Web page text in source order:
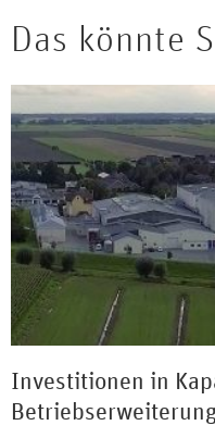
Das könnte
Investitionen in